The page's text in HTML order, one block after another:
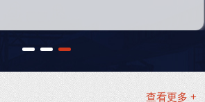
1 2 3
查看更多 +